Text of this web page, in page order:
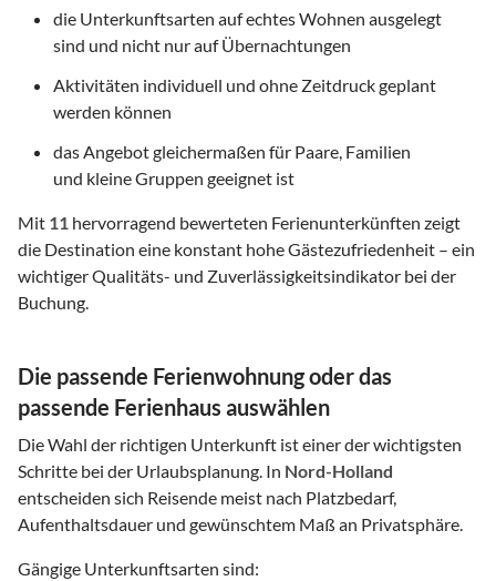
die Unterkunftsarten auf echtes Wohnen ausgelegt
sind und nicht nur auf Übernachtungen
Aktivitäten individuell und ohne Zeitdruck geplant
werden können
das Angebot gleichermaßen für Paare, Familien
und kleine Gruppen geeignet ist
Mit 11 hervorragend bewerteten Ferienunterkünften zeigt
die Destination eine konstant hohe Gästezufriedenheit – ein
wichtiger Qualitäts- und Zuverlässigkeitsindikator bei der
Buchung.
Die passende Ferienwohnung oder das
passende Ferienhaus auswählen
Die Wahl der richtigen Unterkunft ist einer der wichtigsten
Schritte bei der Urlaubsplanung. In Nord-Holland
entscheiden sich Reisende meist nach Platzbedarf,
Aufenthaltsdauer und gewünschtem Maß an Privatsphäre.
Gängige Unterkunftsarten sind: